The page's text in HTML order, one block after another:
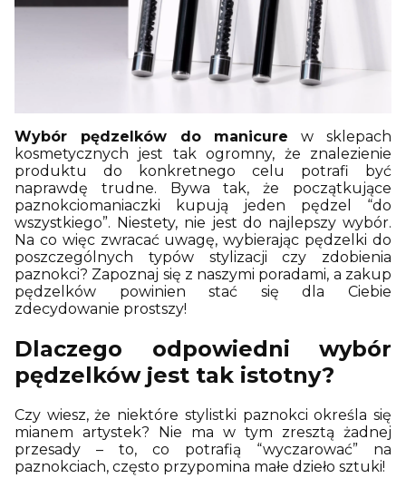
Wybór pędzelków do manicure w sklepach
kosmetycznych jest tak ogromny, że znalezienie
produktu do konkretnego celu potrafi być
naprawdę trudne. Bywa tak, że początkujące
paznokciomaniaczki kupują jeden pędzel “do
wszystkiego”. Niestety, nie jest do najlepszy wybór.
Na co więc zwracać uwagę, wybierając pędzelki do
poszczególnych typów stylizacji czy zdobienia
paznokci? Zapoznaj się z naszymi poradami, a zakup
pędzelków powinien stać się dla Ciebie
zdecydowanie prostszy!
Dlaczego odpowiedni wybór
pędzelków jest tak istotny?
Czy wiesz, że niektóre stylistki paznokci określa się
mianem artystek? Nie ma w tym zresztą żadnej
przesady – to, co potrafią “wyczarować” na
paznokciach, często przypomina małe dzieło sztuki!